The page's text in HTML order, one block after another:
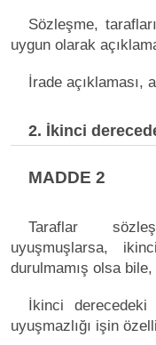
Sözleşme,
uygun olarak
İrade açıklaması,
2. İkinci
MADDE 2
Taraflar
uyuşmuşlarsa,
durulmamış olsa
İkinci derecedeki
uyuşmazlığı işin